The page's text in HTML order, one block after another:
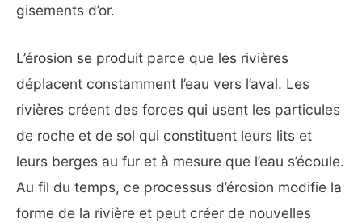
gisements d’or.
L’érosion se produit parce que les rivières
déplacent constamment l’eau vers l’aval. Les
rivières créent des forces qui usent les particules
de roche et de sol qui constituent leurs lits et
leurs berges au fur et à mesure que l’eau s’écoule.
Au fil du temps, ce processus d’érosion modifie la
forme de la rivière et peut créer de nouvelles